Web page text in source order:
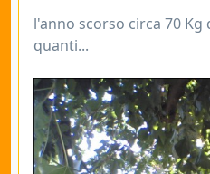
l'anno scorso circa 70
quanti...